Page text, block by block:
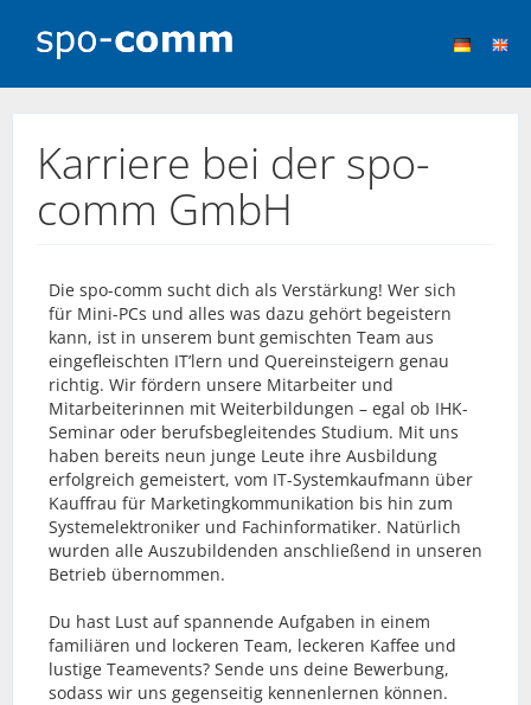
Karriere bei der spo-
comm GmbH
Die spo-comm sucht dich als Verstärkung! Wer sich
für Mini-PCs und alles was dazu gehört begeistern
kann, ist in unserem bunt gemischten Team aus
eingefleischten IT’lern und Quereinsteigern genau
richtig. Wir fördern unsere Mitarbeiter und
Mitarbeiterinnen mit Weiterbildungen – egal ob IHK-
Seminar oder berufsbegleitendes Studium. Mit uns
haben bereits neun junge Leute ihre Ausbildung
erfolgreich gemeistert, vom IT-Systemkaufmann über
Kauffrau für Marketingkommunikation bis hin zum
Systemelektroniker und Fachinformatiker. Natürlich
wurden alle Auszubildenden anschließend in unseren
Betrieb übernommen.
Du hast Lust auf spannende Aufgaben in einem
familiären und lockeren Team, leckeren Kaffee und
lustige Teamevents? Sende uns deine Bewerbung,
sodass wir uns gegenseitig kennenlernen können.